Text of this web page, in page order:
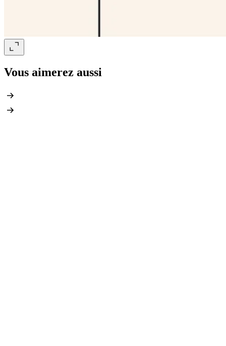
Vous aimerez aussi